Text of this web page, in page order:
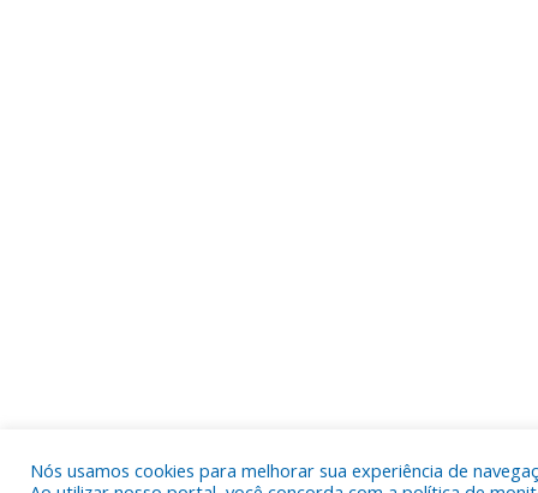
Nós usamos cookies para melhorar sua experiência de